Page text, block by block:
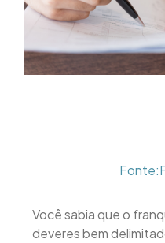
Você sabia que o
deveres bem